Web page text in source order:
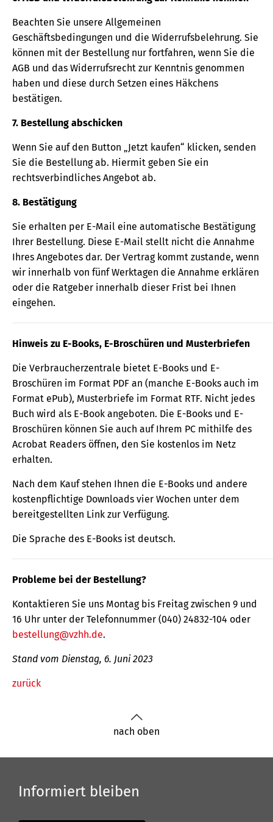
Beachten Sie unsere Allgemeinen
Geschäftsbedingungen und die Widerrufsbelehrung. Sie
können mit der Bestellung nur fortfahren, wenn Sie die
AGB und das Widerrufsrecht zur Kenntnis genommen
haben und diese durch Setzen eines Häkchens
bestätigen.
7. Bestellung abschicken
Wenn Sie auf den Button „Jetzt kaufen“ klicken, senden
Sie die Bestellung ab. Hiermit geben Sie ein
rechtsverbindliches Angebot ab.
8. Bestätigung
Sie erhalten per E-Mail eine automatische Bestätigung
Ihrer Bestellung. Diese E-Mail stellt nicht die Annahme
Ihres Angebotes dar. Der Vertrag kommt zustande, wenn
wir innerhalb von fünf Werktagen die Annahme erklären
oder die Ratgeber innerhalb dieser Frist bei Ihnen
eingehen.
Hinweis zu E-Books, E-Broschüren und Musterbriefen
Die Verbraucherzentrale bietet E-Books und E-
Broschüren im Format PDF an (manche E-Books auch im
Format ePub), Musterbriefe im Format RTF. Nicht jedes
Buch wird als E-Book angeboten. Die E-Books und E-
Broschüren können Sie auch auf Ihrem PC mithilfe des
Acrobat Readers öffnen, den Sie kostenlos im Netz
erhalten.
Nach dem Kauf stehen Ihnen die E-Books und andere
kostenpflichtige Downloads vier Wochen unter dem
bereitgestellten Link zur Verfügung.
Die Sprache des E-Books ist deutsch.
Probleme bei der Bestellung?
Kontaktieren Sie uns Montag bis Freitag zwischen 9 und
16 Uhr unter der Telefonnummer (040) 24832-104 oder
bestellung@vzhh.de.
Stand vom Dienstag, 6. Juni 2023
zurück
nach oben
Informiert bleiben